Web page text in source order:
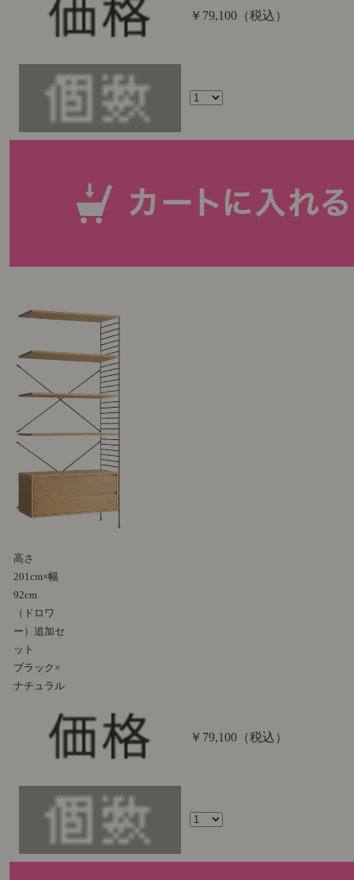
￥79,100 （税込）
高さ
201cm×幅
92cm
（ドロワ
ー）追加セ
ット
ブラック×
ナチュラル
￥79,100 （税込）